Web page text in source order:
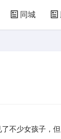
同城
不少女孩子，